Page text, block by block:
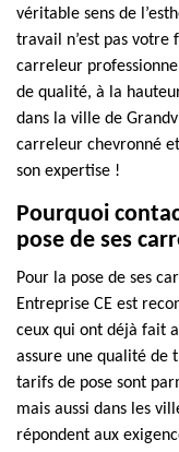
véritable sens de
travail n’est pas votre
carreleur
de qualité, à la
dans la ville de
carreleur chevronné
son expertise !
Pourquoi
pose de ses
Pour la pose de ses
Entreprise CE est
ceux qui ont déjà fait
assure une qualité de
tarifs de pose sont
mais aussi dans les
répondent aux